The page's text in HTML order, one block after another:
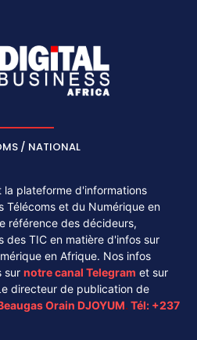
/ NATIONAL
la plateforme d'informations
Télécoms et du Numérique en
référence des décideurs,
des TIC en matière d'infos sur
en Afrique. Nos infos
sur notre canal Telegram et sur
directeur de publication de
Orain DJOYUM. Tél: +237